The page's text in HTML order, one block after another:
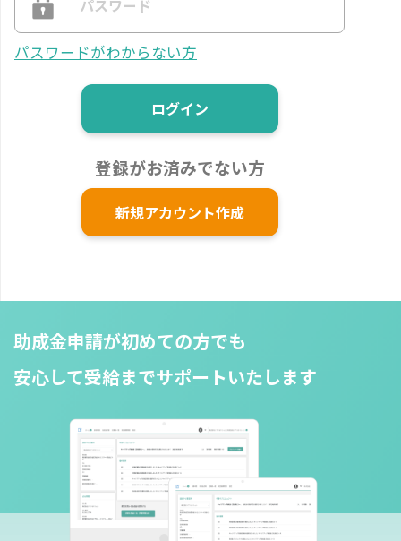
助成金申請が初めての方でも
安心して受給までサポートいたします
パスワードがわからない方
ログイン
登録がお済みでない方
新規アカウント作成